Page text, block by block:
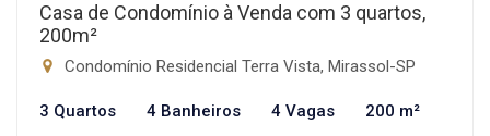
Casa de Condomínio à Venda com 3 quartos,
200m²
Condomínio Residencial Terra Vista, Mirassol-SP
3 Quartos 4 Banheiros 4 Vagas 200 m²